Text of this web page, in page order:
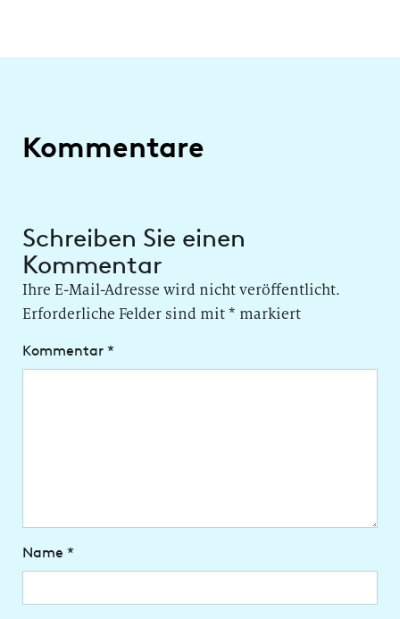
Kommentare
Schreiben Sie einen
Kommentar
Ihre E-Mail-Adresse wird nicht veröffentlicht.
Erforderliche Felder sind mit* markiert
Kommentar *
Name *